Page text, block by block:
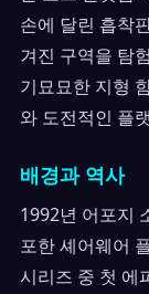
손에 달린 흡착
겨진 구역을 탐
기묘묘한 지형
와 도전적인 플
배경과 역사
1992년 어포지
포한 셰어웨어
시리즈 중 첫 에